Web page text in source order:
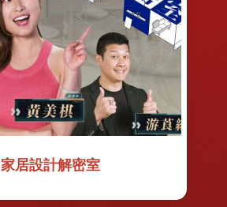
家居設計解密室